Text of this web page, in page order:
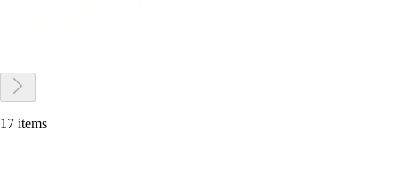
17 items